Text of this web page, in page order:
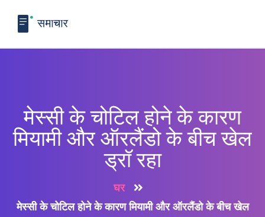
मेस्सी के चोटिल होने के कारण
मियामी और ऑरलैंडो के बीच खेल
ड्रॉ रहा
घर
मेस्सी के चोटिल होने के कारण मियामी और ऑरलैंडो के बीच खेल